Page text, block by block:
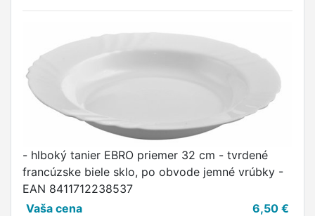
- hlboký tanier EBRO priemer 32 cm - tvrdené
francúzske biele sklo, po obvode jemné vrúbky -
EAN 8411712238537
Vaša cena
6,50 €